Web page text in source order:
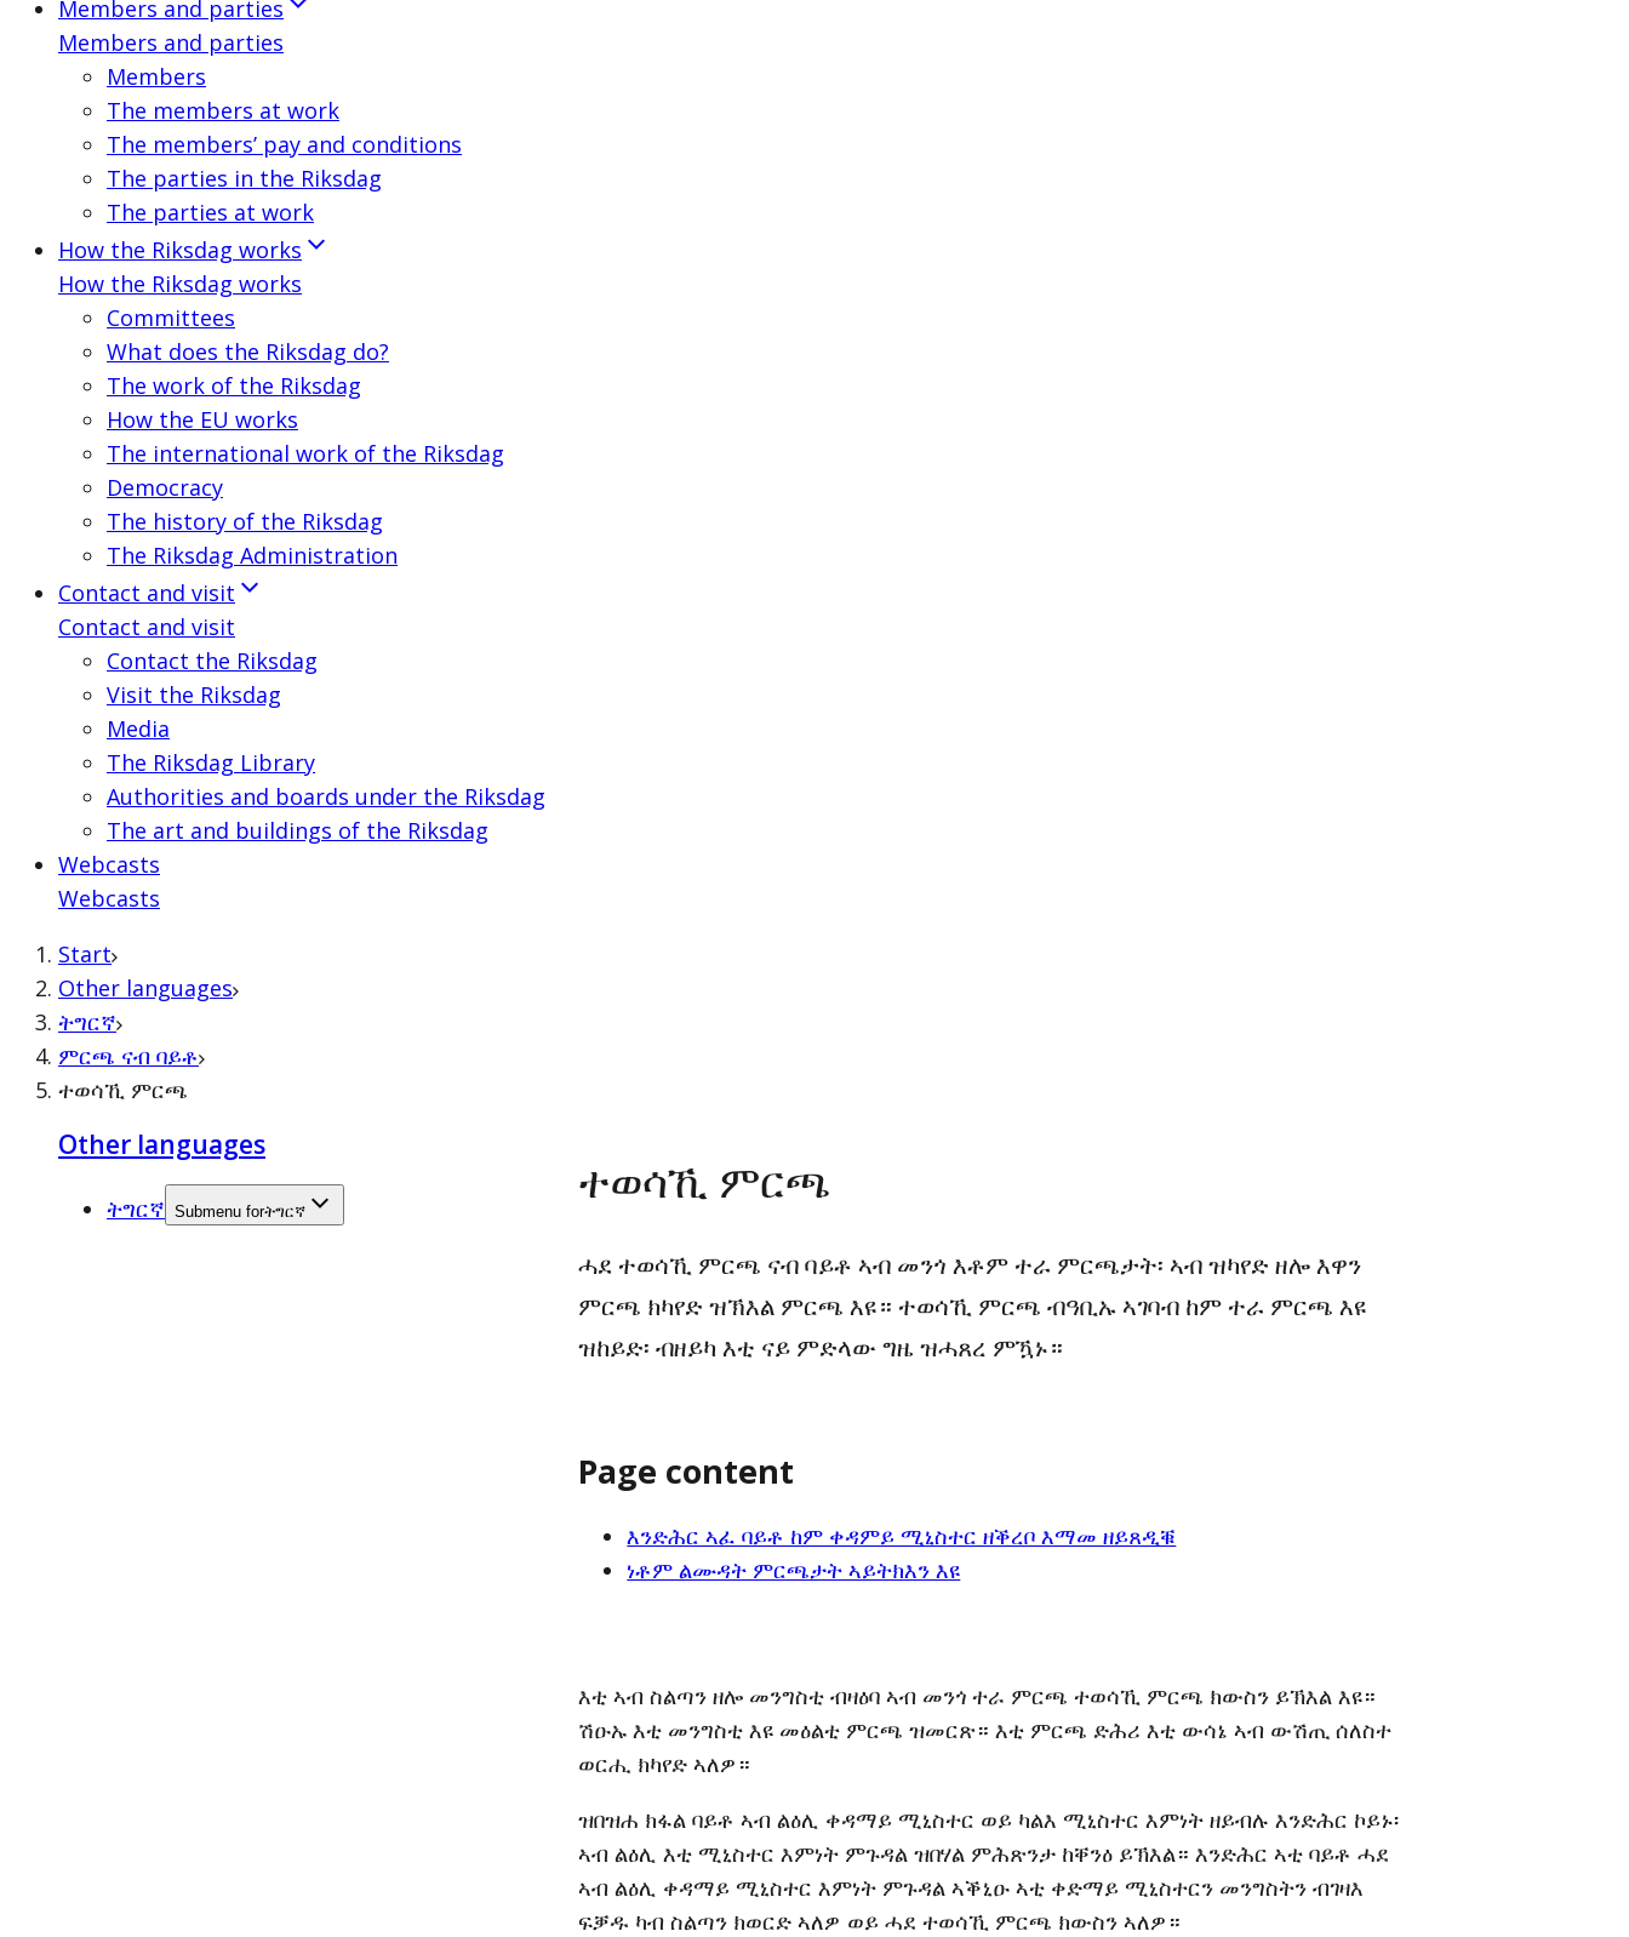
Members and parties
Members and parties
Members
The members at work
The members’ pay and conditions
The parties in the Riksdag
The parties at work
How the Riksdag works
How the Riksdag works
Committees
What does the Riksdag do?
The work of the Riksdag
How the EU works
The international work of the Riksdag
Democracy
The history of the Riksdag
The Riksdag Administration
Contact and visit
Contact and visit
Contact the Riksdag
Visit the Riksdag
Media
The Riksdag Library
Authorities and boards under the Riksdag
The art and buildings of the Riksdag
Webcasts
Webcasts
Start
Other languages
ትግርኛ
ምርጫ ናብ ባይቶ
ተወሳኺ ምርጫ
Other languages
ትግርኛ Submenu forትግርኛ
ተወሳኺ ምርጫ
ሓደ ተወሳኺ ምርጫ ናብ ባይቶ ኣብ መንጎ እቶም ተራ ምርጫታት፡ ኣብ ዝካየድ ዘሎ እዋን
ምርጫ ክካየድ ዝኽእል ምርጫ እዩ። ተወሳኺ ምርጫ ብዓቢኡ ኣገባብ ከም ተራ ምርጫ እዩ
ዝከይድ፡ ብዘይካ እቲ ናይ ምድላው ግዜ ዝሓጸረ ምዃኑ።
Page content
እንድሕር ኣፈ ባይቶ ከም ቀዳምይ ሚኒስተር ዘቕረቦ እማመ ዘይጸዲቑ
ነቶም ልሙዳት ምርጫታት ኣይትክእን እዩ
እቲ ኣብ ስልጣን ዘሎ መንግስቲ ብዛዕባ ኣብ መንጎ ተራ ምርጫ ተወሳኺ ምርጫ ክውስን ይኽእል እዩ።
ሽዑኡ እቲ መንግስቲ እዩ መዕልቲ ምርጫ ዝመርጽ። እቲ ምርጫ ድሕሪ እቲ ውሳኔ ኣብ ውሽጢ ሰለስተ
ወርሒ ክካየድ ኣለዎ።
ዝበዝሐ ክፋል ባይቶ ኣብ ልዕሊ ቀዳማይ ሚኒስተር ወይ ካልእ ሚኒስተር እምነት ዘይብሉ እንድሕር ኮይኑ፡
ኣብ ልዕሊ እቲ ሚኒስተር እምነት ምጉዳል ዝበሃል ምሕጽንታ ከቐንዕ ይኽእል። እንድሕር ኣቲ ባይቶ ሓደ
ኣብ ልዕሊ ቀዳማይ ሚኒስተር እምነት ምጉዳል ኣቕኒዑ ኣቲ ቀድማይ ሚኒስተርን መንግስትን ብገዛእ
ፍቓዱ ካብ ስልጣን ክወርድ ኣለዎ ወይ ሓደ ተወሳኺ ምርጫ ክውስን ኣለዎ።